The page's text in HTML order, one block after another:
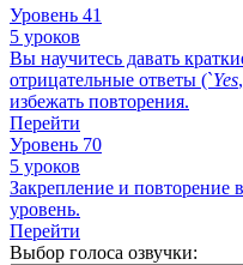
Уровень 41
5 уроков
Вы научитесь давать
отрицательные ответы (`Yes,
избежать повторения.
Перейти
Уровень 70
5 уроков
Закрепление и повторение
уровень.
Перейти
Выбор голоса озвучки: